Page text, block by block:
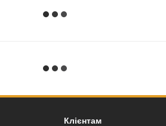
Клієнтам